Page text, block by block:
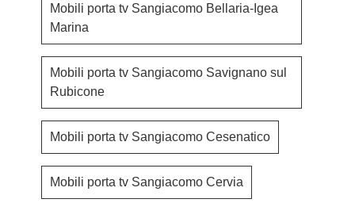
Mobili porta tv Sangiacomo Bellaria-Igea
Marina
Mobili porta tv Sangiacomo Savignano sul
Rubicone
Mobili porta tv Sangiacomo Cesenatico
Mobili porta tv Sangiacomo Cervia